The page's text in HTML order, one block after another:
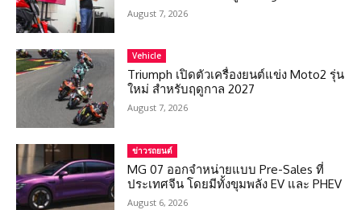
August 7, 2026
Vehicle
Triumph เปิดตัวเครื่องยนต์แข่ง Moto2 รุ่น
ใหม่ สำหรับฤดูกาล 2027
August 7, 2026
ข่าวรถยนต์
MG 07 ออกจำหน่ายแบบ Pre-Sales ที่
ประเทศจีน โดยมีทั้งขุมพลัง EV และ PHEV
August 6, 2026